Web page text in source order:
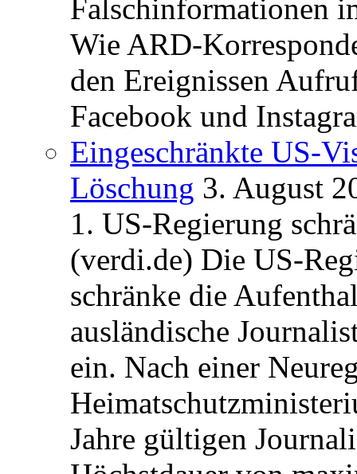
Falschinformationen
Wie ARD-
den Ereignissen
Facebook und
Eingeschränkte US-
Löschung 3. August
1. US-Regierung
(verdi.de) Die US-
schränke die
ausländische
ein. Nach einer
Jahre gültigen